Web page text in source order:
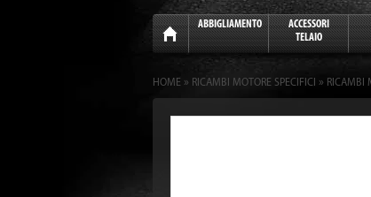
Home
ABBIGLIAMENTO
ACCESSORI
TELAIO
HOME » RICAMBI MOTORE SPECIFICI » RICAMBI